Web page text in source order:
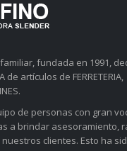
fundada en 1991,
de artículos de FERRETERIA,
de personas con gran
a brindar asesoramiento,
clientes. Esto ha